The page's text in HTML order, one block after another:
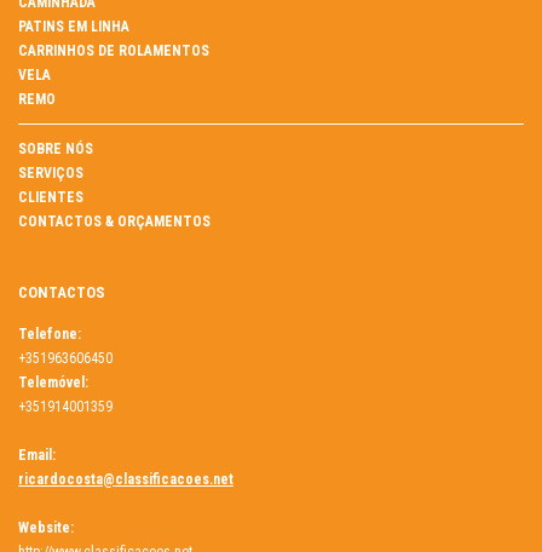
PATINS EM LINHA
CARRINHOS DE ROLAMENTOS
VELA
REMO
SOBRE NÓS
SERVIÇOS
CLIENTES
CONTACTOS & ORÇAMENTOS
CONTACTOS
Telefone:
+351963606450
Telemóvel:
+351914001359
Email:
ricardocosta@classificacoes.net
Website: